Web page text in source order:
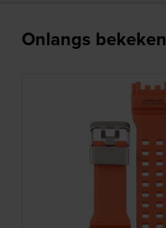
Onlangs bekeken